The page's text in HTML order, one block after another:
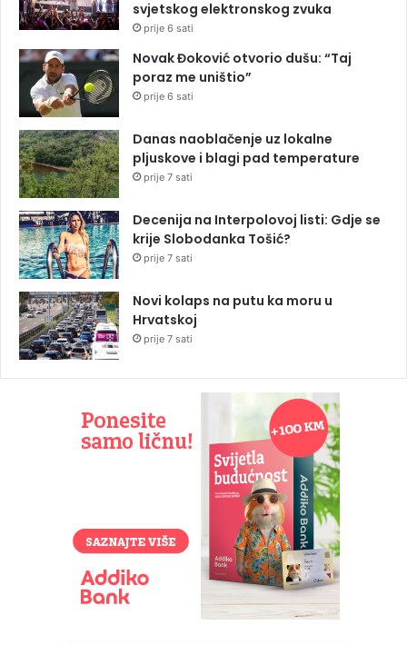
svjetskog elektronskog zvuka
prije 6 sati
Novak Đoković otvorio dušu: “Taj
poraz me uništio”
prije 6 sati
Danas naoblačenje uz lokalne
pljuskove i blagi pad temperature
prije 7 sati
Decenija na Interpolovoj listi: Gdje se
krije Slobodanka Tošić?
prije 7 sati
Novi kolaps na putu ka moru u
Hrvatskoj
prije 7 sati